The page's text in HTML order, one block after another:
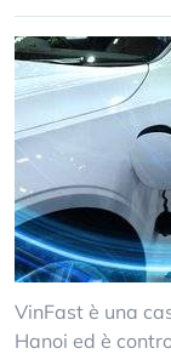
VinFast è una
Hanoi ed è